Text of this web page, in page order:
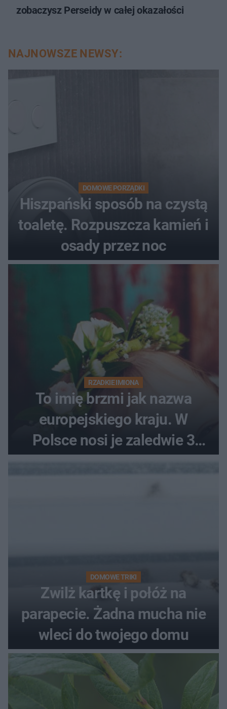
zobaczysz Perseidy w całej okazałości
NAJNOWSZE NEWSY:
DOMOWE PORZĄDKI
Hiszpański sposób na czystą
toaletę. Rozpuszcza kamień i
osady przez noc
RZADKIE IMIONA
To imię brzmi jak nazwa
europejskiego kraju. W
Polsce nosi je zaledwie 3
kobiety
DOMOWE TRIKI
Zwilż kartkę i połóż na
parapecie. Żadna mucha nie
wleci do twojego domu